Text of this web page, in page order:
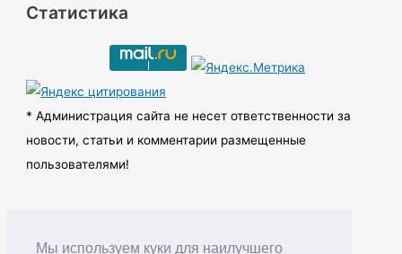
Мы используем куки для наилучшего
х
ы
Статистика
* Администрация сайта не несет ответственности за
новости, статьи и комментарии размещенные
пользователями!